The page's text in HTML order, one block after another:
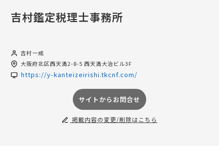
吉村鑑定税理士事務所
吉村一成
大阪府北区西天満2-8-5 西天満大治ビル3F
https://y-kanteizeirishi.tkcnf.com/
サイトからお問合せ
掲載内容の変更/削除はこちら